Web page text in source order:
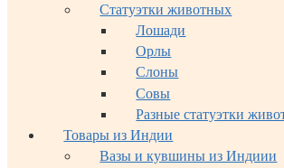
Статуэтки животных
Лошади
Орлы
Слоны
Совы
Разные статуэтки
Товары из Индии
Вазы и кувшины из Индиии